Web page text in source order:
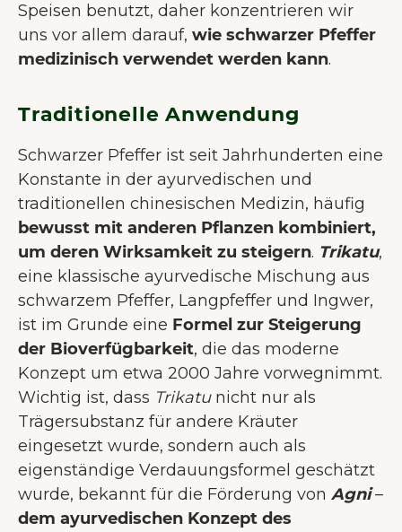
Speisen benutzt, daher konzentrieren wir
uns vor allem darauf, wie schwarzer Pfeffer
medizinisch verwendet werden kann.
Traditionelle Anwendung
Schwarzer Pfeffer ist seit Jahrhunderten eine
Konstante in der ayurvedischen und
traditionellen chinesischen Medizin, häufig
bewusst mit anderen Pflanzen kombiniert,
um deren Wirksamkeit zu steigern. Trikatu,
eine klassische ayurvedische Mischung aus
schwarzem Pfeffer, Langpfeffer und Ingwer,
ist im Grunde eine Formel zur Steigerung
der Bioverfügbarkeit, die das moderne
Konzept um etwa 2000 Jahre vorwegnimmt.
Wichtig ist, dass Trikatunicht nur als
Trägersubstanz für andere Kräuter
eingesetzt wurde, sondern auch als
eigenständige Verdauungsformel geschätzt
wurde, bekannt für die Förderung von Agni–
dem ayurvedischen Konzept des